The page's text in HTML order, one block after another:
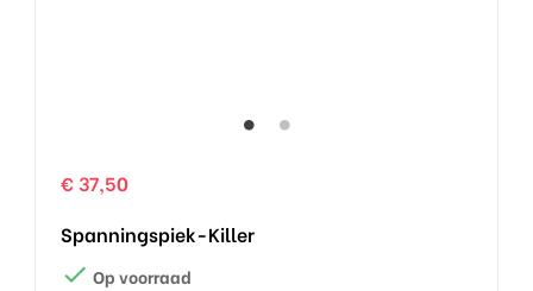
€ 37,50
Spanningspiek-Killer
 Op voorraad